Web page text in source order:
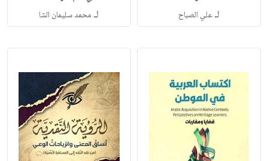
لـعلي الصباح لـ محمد سليمان الشا